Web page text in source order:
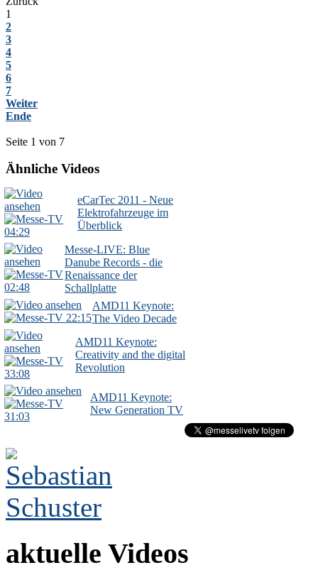
1
2
3
4
5
6
7
Weiter
Ende
Seite 1 von 7
Ähnliche Videos
04:29
eCarTec 2011 - Neue
Elektrofahrzeuge im
Überblick
02:48
Messe-LIVE: Blue
Danube Records - die
Renaissance der
Schallplatte
22:15
AMD11 Keynote:
The Video Decade
33:08
AMD11 Keynote:
Creativity and the digital
Revolution
31:03
AMD11 Keynote:
New Generation TV
aktuelle Videos